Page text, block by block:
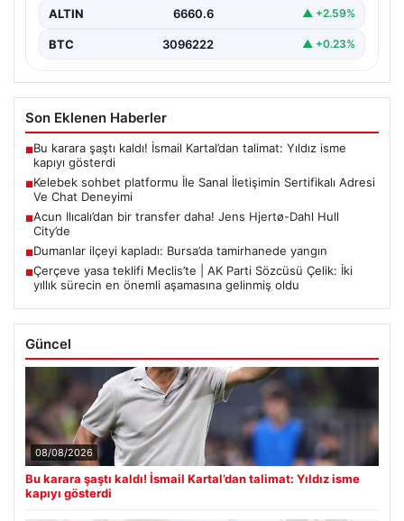
ALTIN 6660.6 ▲ +2.59%
BTC 3096222 ▲ +0.23%
Son Eklenen Haberler
■Bu karara şaştı kaldı! İsmail Kartal’dan talimat: Yıldız isme
kapıyı gösterdi
■Kelebek sohbet platformu İle Sanal İletişimin Sertifikalı Adresi
Ve Chat Deneyimi
■Acun Ilıcalı’dan bir transfer daha! Jens Hjertø-Dahl Hull
City’de
■Dumanlar ilçeyi kapladı: Bursa’da tamirhanede yangın
■Çerçeve yasa teklifi Meclis’te | AK Parti Sözcüsü Çelik: İki
yıllık sürecin en önemli aşamasına gelinmiş oldu
Güncel
08/08/2026
Bu karara şaştı kaldı! İsmail Kartal’dan talimat: Yıldız isme
kapıyı gösterdi